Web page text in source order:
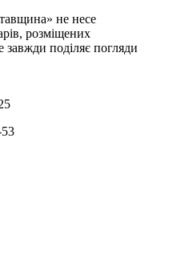
не несе
розміщених
завжди поділяє погляди